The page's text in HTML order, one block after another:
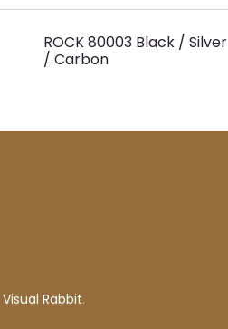
ROCK 80003 Black / Silver
/ Carbon
Visual Rabbit.